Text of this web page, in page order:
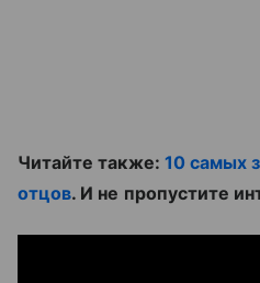
Читайте также: 10 самых
отцов. И не пропустите